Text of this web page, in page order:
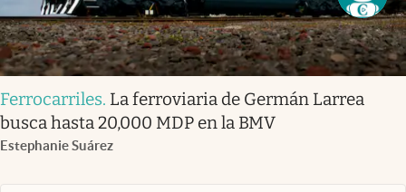
Ferrocarriles. La ferroviaria de Germán Larrea
busca hasta 20,000 MDP en la BMV
Estephanie Suárez